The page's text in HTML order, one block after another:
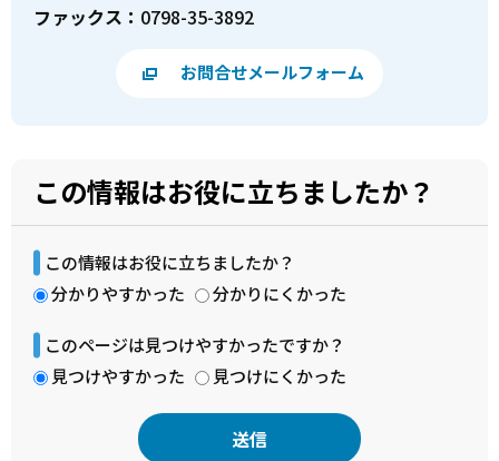
ファックス： 0798-35-3892
お問合せメールフォーム
この情報はお役に立ちましたか？
この情報はお役に立ちましたか？
分かりやすかった
分かりにくかった
このページは見つけやすかったですか？
見つけやすかった
見つけにくかった